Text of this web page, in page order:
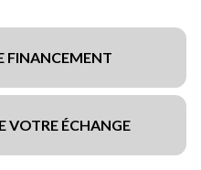
FINANCEMENT
VOTRE ÉCHANGE